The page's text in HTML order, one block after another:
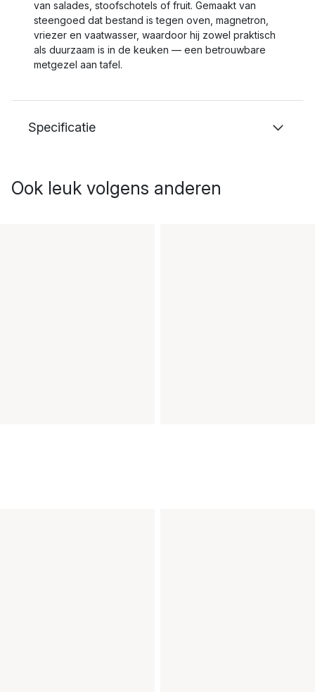
van salades, stoofschotels of fruit. Gemaakt van
steengoed dat bestand is tegen oven, magnetron,
vriezer en vaatwasser, waardoor hij zowel praktisch
als duurzaam is in de keuken — een betrouwbare
metgezel aan tafel.
Specificatie
Ook leuk volgens anderen